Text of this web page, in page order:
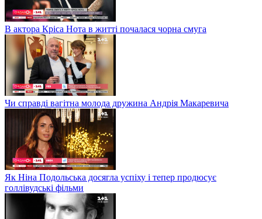
В актора Кріса Нота в житті почалася чорна смуга
Чи справді вагітна молода дружина Андрія Макаревича
Як Ніна Подольська досягла успіху і тепер продюсує
голлівудські фільми